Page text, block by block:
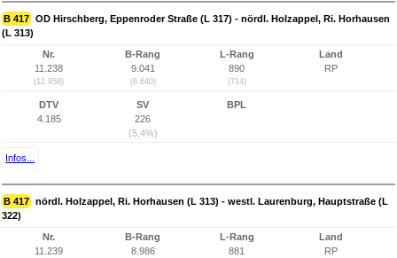
B 417 OD Hirschberg, Eppenroder Straße (L 317) - nördl. Holzappel, Ri. Horhausen
(L 313)
Nr.
11.238
(12.958)
B-Rang
9.041
(6.640)
L-Rang
890
(714)
Land
RP
DTV
4.185
SV
226
(5,4%)
BPL
Infos...
B 417 nördl. Holzappel, Ri. Horhausen (L 313) - westl. Laurenburg, Hauptstraße (L
322)
Nr.
11.239
B-Rang
8.986
L-Rang
881
Land
RP